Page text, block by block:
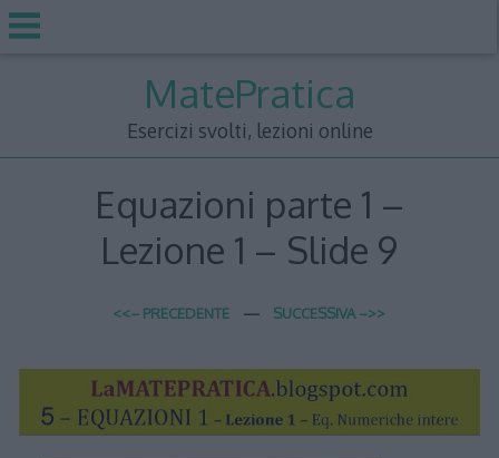
MatePratica
Esercizi svolti, lezioni online
Equazioni parte 1 –
Lezione 1 – Slide 9
<<– PRECEDENTE — SUCCESSIVA –>>